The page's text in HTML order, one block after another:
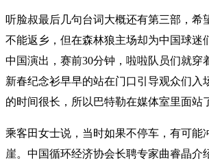
听脸叔最后几句台词大概还有第三部，希
不能返乡，但在森林狼主场却为中国球迷
中国演出，赛前30分钟，啦啦队员们就穿
新春纪念衫早早的站在门口引导观众们入
的时间很长，所以巴特勒在媒体室里面站
乘客田女士说，当时如果不停车，有可能
崖。中国循环经济协会长聘专家曲睿晶介